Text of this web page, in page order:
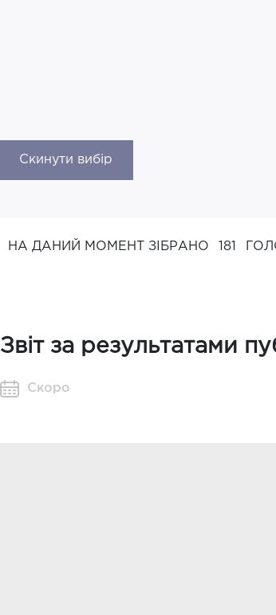
Скинути вибір
НА ДАНИЙ МОМЕНТ ЗІБРАНО 181
Звіт за результатами
Скоро